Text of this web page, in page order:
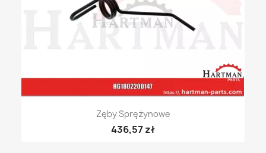
Zęby Sprężynowe
436,57 zł